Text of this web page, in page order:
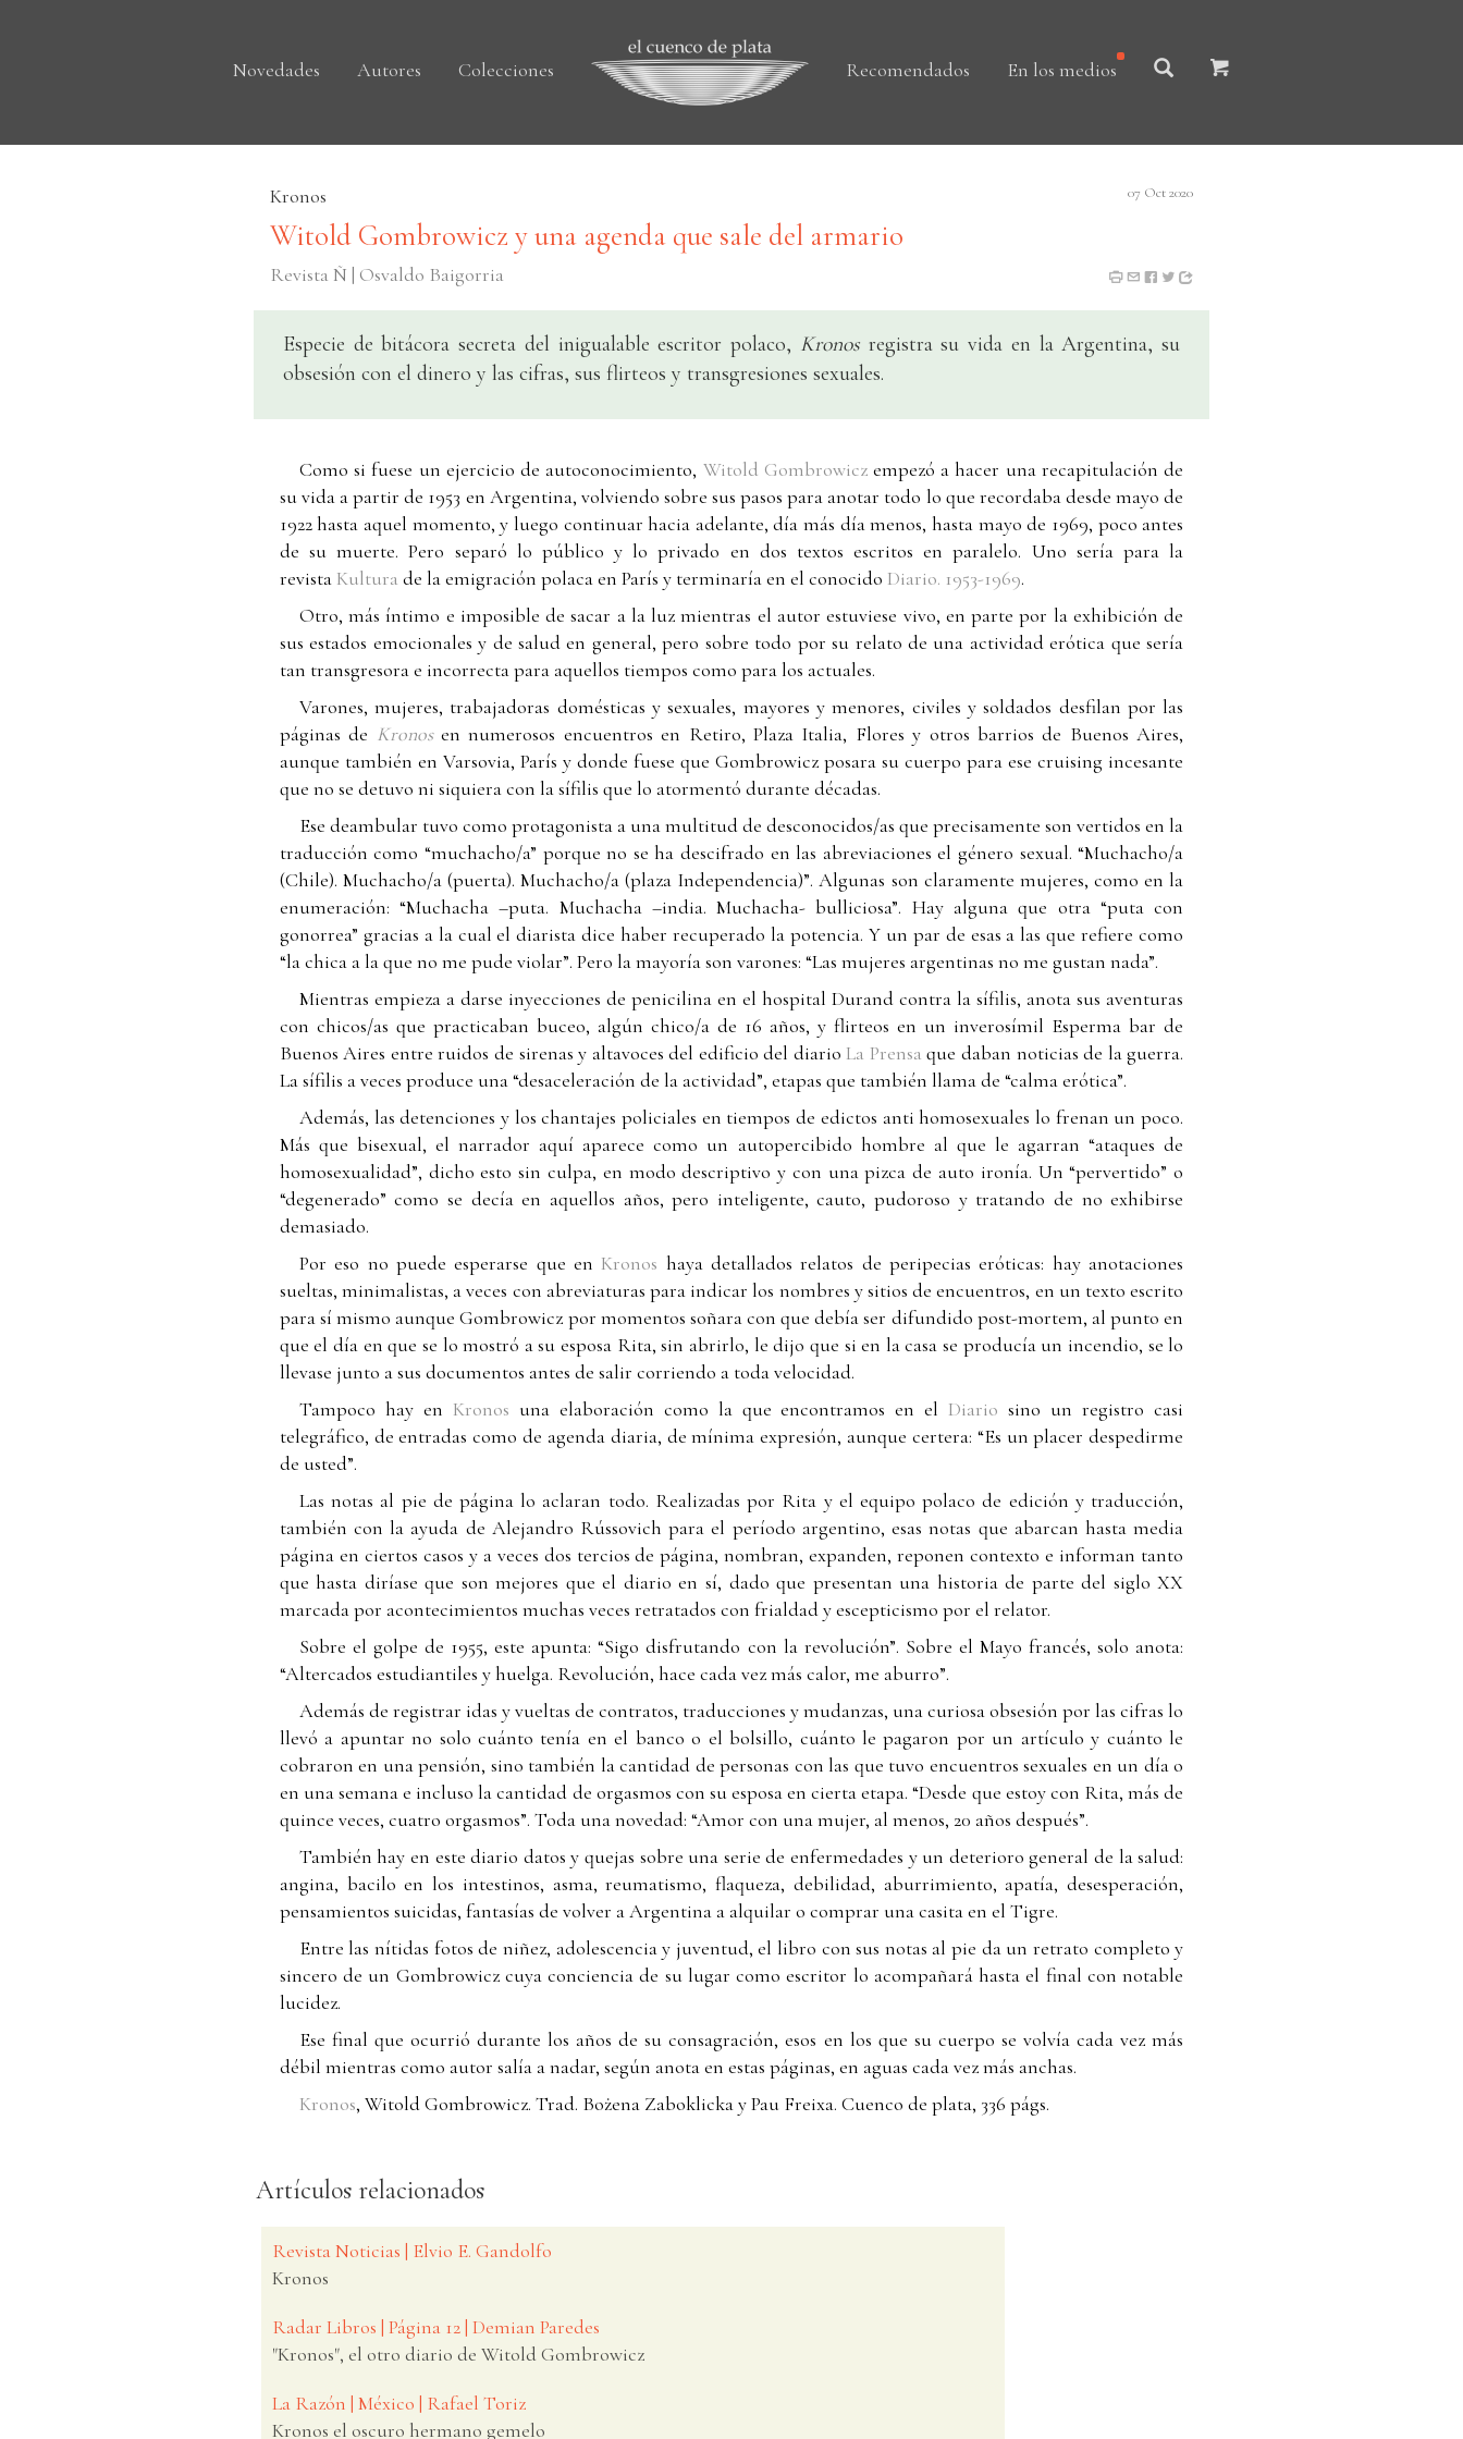
Novedades Autores Colecciones Recomendados En los medios
Kronos 07 Oct 2020
Witold Gombrowicz y una agenda que sale del armario
Revista Ñ | Osvaldo Baigorria
Especie de bitácora secreta del inigualable escritor polaco, Kronosregistra su vida en la Argentina, su
obsesión con el dinero y las cifras, sus flirteos y transgresiones sexuales.
Como si fuese un ejercicio de autoconocimiento, Witold Gombrowiczempezó a hacer una recapitulación de
su vida a partir de 1953 en Argentina, volviendo sobre sus pasos para anotar todo lo que recordaba desde mayo de
1922 hasta aquel momento, y luego continuar hacia adelante, día más día menos, hasta mayo de 1969, poco antes
de su muerte. Pero separó lo público y lo privado en dos textos escritos en paralelo. Uno sería para la
revista Kultura de la emigración polaca en París y terminaría en el conocido Diario. 1953-1969.
Otro, más íntimo e imposible de sacar a la luz mientras el autor estuviese vivo, en parte por la exhibición de
sus estados emocionales y de salud en general, pero sobre todo por su relato de una actividad erótica que sería
tan transgresora e incorrecta para aquellos tiempos como para los actuales.
Varones, mujeres, trabajadoras domésticas y sexuales, mayores y menores, civiles y soldados desfilan por las
páginas de Kronosen numerosos encuentros en Retiro, Plaza Italia, Flores y otros barrios de Buenos Aires,
aunque también en Varsovia, París y donde fuese que Gombrowicz posara su cuerpo para ese cruising incesante
que no se detuvo ni siquiera con la sífilis que lo atormentó durante décadas.
Ese deambular tuvo como protagonista a una multitud de desconocidos/as que precisamente son vertidos en la
traducción como “muchacho/a” porque no se ha descifrado en las abreviaciones el género sexual. “Muchacho/a
(Chile). Muchacho/a (puerta). Muchacho/a (plaza Independencia)”. Algunas son claramente mujeres, como en la
enumeración: “Muchacha –puta. Muchacha –india. Muchacha- bulliciosa”. Hay alguna que otra “puta con
gonorrea” gracias a la cual el diarista dice haber recuperado la potencia. Y un par de esas a las que refiere como
“la chica a la que no me pude violar”. Pero la mayoría son varones: “Las mujeres argentinas no me gustan nada”.
Mientras empieza a darse inyecciones de penicilina en el hospital Durand contra la sífilis, anota sus aventuras
con chicos/as que practicaban buceo, algún chico/a de 16 años, y flirteos en un inverosímil Esperma bar de
Buenos Aires entre ruidos de sirenas y altavoces del edificio del diario La Prensa que daban noticias de la guerra.
La sífilis a veces produce una “desaceleración de la actividad”, etapas que también llama de “calma erótica”.
Además, las detenciones y los chantajes policiales en tiempos de edictos anti homosexuales lo frenan un poco.
Más que bisexual, el narrador aquí aparece como un autopercibido hombre al que le agarran “ataques de
homosexualidad”, dicho esto sin culpa, en modo descriptivo y con una pizca de auto ironía. Un “pervertido” o
“degenerado” como se decía en aquellos años, pero inteligente, cauto, pudoroso y tratando de no exhibirse
demasiado.
Por eso no puede esperarse que en Kronos haya detallados relatos de peripecias eróticas: hay anotaciones
sueltas, minimalistas, a veces con abreviaturas para indicar los nombres y sitios de encuentros, en un texto escrito
para sí mismo aunque Gombrowicz por momentos soñara con que debía ser difundido post-mortem, al punto en
que el día en que se lo mostró a su esposa Rita, sin abrirlo, le dijo que si en la casa se producía un incendio, se lo
llevase junto a sus documentos antes de salir corriendo a toda velocidad.
Tampoco hay en Kronos una elaboración como la que encontramos en el Diariosino un registro casi
telegráfico, de entradas como de agenda diaria, de mínima expresión, aunque certera: “Es un placer despedirme
de usted”.
Las notas al pie de página lo aclaran todo. Realizadas por Rita y el equipo polaco de edición y traducción,
también con la ayuda de Alejandro Rússovich para el período argentino, esas notas que abarcan hasta media
página en ciertos casos y a veces dos tercios de página, nombran, expanden, reponen contexto e informan tanto
que hasta diríase que son mejores que el diario en sí, dado que presentan una historia de parte del siglo XX
marcada por acontecimientos muchas veces retratados con frialdad y escepticismo por el relator.
Sobre el golpe de 1955, este apunta: “Sigo disfrutando con la revolución”. Sobre el Mayo francés, solo anota:
“Altercados estudiantiles y huelga. Revolución, hace cada vez más calor, me aburro”.
Además de registrar idas y vueltas de contratos, traducciones y mudanzas, una curiosa obsesión por las cifras lo
llevó a apuntar no solo cuánto tenía en el banco o el bolsillo, cuánto le pagaron por un artículo y cuánto le
cobraron en una pensión, sino también la cantidad de personas con las que tuvo encuentros sexuales en un día o
en una semana e incluso la cantidad de orgasmos con su esposa en cierta etapa. “Desde que estoy con Rita, más de
quince veces, cuatro orgasmos”. Toda una novedad: “Amor con una mujer, al menos, 20 años después”.
También hay en este diario datos y quejas sobre una serie de enfermedades y un deterioro general de la salud:
angina, bacilo en los intestinos, asma, reumatismo, flaqueza, debilidad, aburrimiento, apatía, desesperación,
pensamientos suicidas, fantasías de volver a Argentina a alquilar o comprar una casita en el Tigre.
Entre las nítidas fotos de niñez, adolescencia y juventud, el libro con sus notas al pie da un retrato completo y
sincero de un Gombrowicz cuya conciencia de su lugar como escritor lo acompañará hasta el final con notable
lucidez.
Ese final que ocurrió durante los años de su consagración, esos en los que su cuerpo se volvía cada vez más
débil mientras como autor salía a nadar, según anota en estas páginas, en aguas cada vez más anchas.
Kronos, Witold Gombrowicz. Trad. Bożena Zaboklicka y Pau Freixa. Cuenco de plata, 336 págs.
Artículos relacionados
Revista Noticias | Elvio E. Gandolfo
Kronos
Radar Libros | Página 12 | Demian Paredes
"Kronos", el otro diario de Witold Gombrowicz
La Razón | México | Rafael Toriz
Kronos el oscuro hermano gemelo